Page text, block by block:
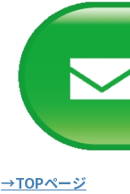
→TOPページ